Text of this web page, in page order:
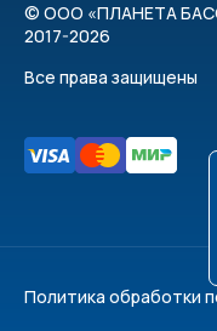
© ООО «ПЛАНЕТА
2017-2026
Все права защищены
Политика обработки